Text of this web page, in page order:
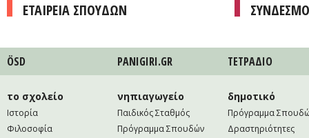
ΕΤΑΙΡΕΙΑ ΣΠΟΥΔΩΝ
ÖSD PANIGIRI.GR ΤΕΤΡAΔΙΟ
το σχολείο
Ιστορία
Φιλοσοφία
νηπιαγωγείο
Παιδικός Σταθμός
Πρόγραμμα Σπουδών
δημοτικό
Πρόγραμμα
Δραστηριότητες